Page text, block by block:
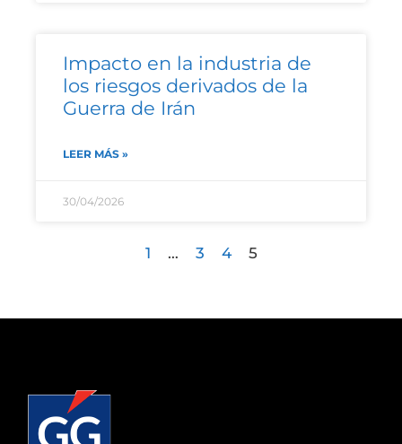
Impacto en la industria de
los riesgos derivados de la
Guerra de Irán
LEER MÁS »
30/04/2026
1 … 3 4 5